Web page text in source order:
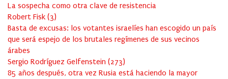
La sospecha como otra clave de resistencia
Robert Fisk (3)
Basta de excusas: los votantes israelíes han escogido un país
que será espejo de los brutales regímenes de sus vecinos
árabes
Sergio Rodríguez Gelfenstein (273)
85 años después, otra vez Rusia está haciendo la mayor